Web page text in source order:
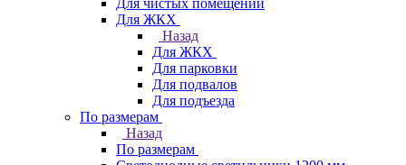
Для чистых помещений
Для ЖКХ
Назад
Для ЖКХ
Для парковки
Для подвалов
Для подъезда
По размерам
Назад
По размерам